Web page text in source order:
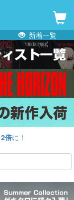
新着一覧
2倍に！